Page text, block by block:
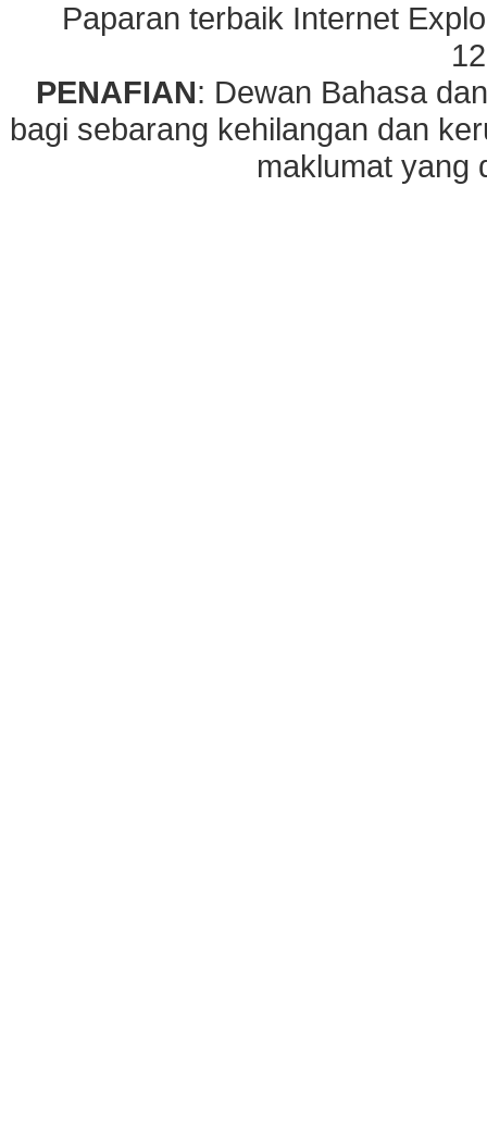
Paparan terbaik Internet
PENAFIAN: Dewan Bahasa
bagi sebarang kehilangan dan
maklumat yang